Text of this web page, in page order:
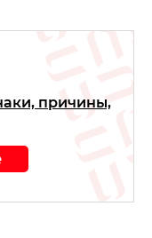
причины,